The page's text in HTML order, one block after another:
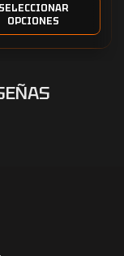
SELECCIONAR
OPCIONES